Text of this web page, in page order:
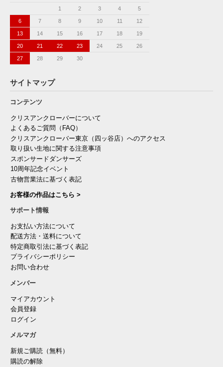
1 2 3 4 5
6 7 8 9 10 11 12
13 14 15 16 17 18 19
20 21 22 23 24 25 26
27 28 29 30
サイトマップ
コンテンツ
クリスアンクローバーについて
よくあるご質問（FAQ）
クリスアンクローバー東京（四ッ谷店）へのアクセス
取り扱い生地に関する注意事項
スポンサードダンサーズ
10周年記念イベント
古物営業法に基づく表記
お客様の作品はこちら >
サポート情報
お支払い方法について
配送方法・送料について
特定商取引法に基づく表記
プライバシーポリシー
お問い合わせ
メンバー
マイアカウント
会員登録
ログイン
メルマガ
新規ご購読（無料）
購読の解除